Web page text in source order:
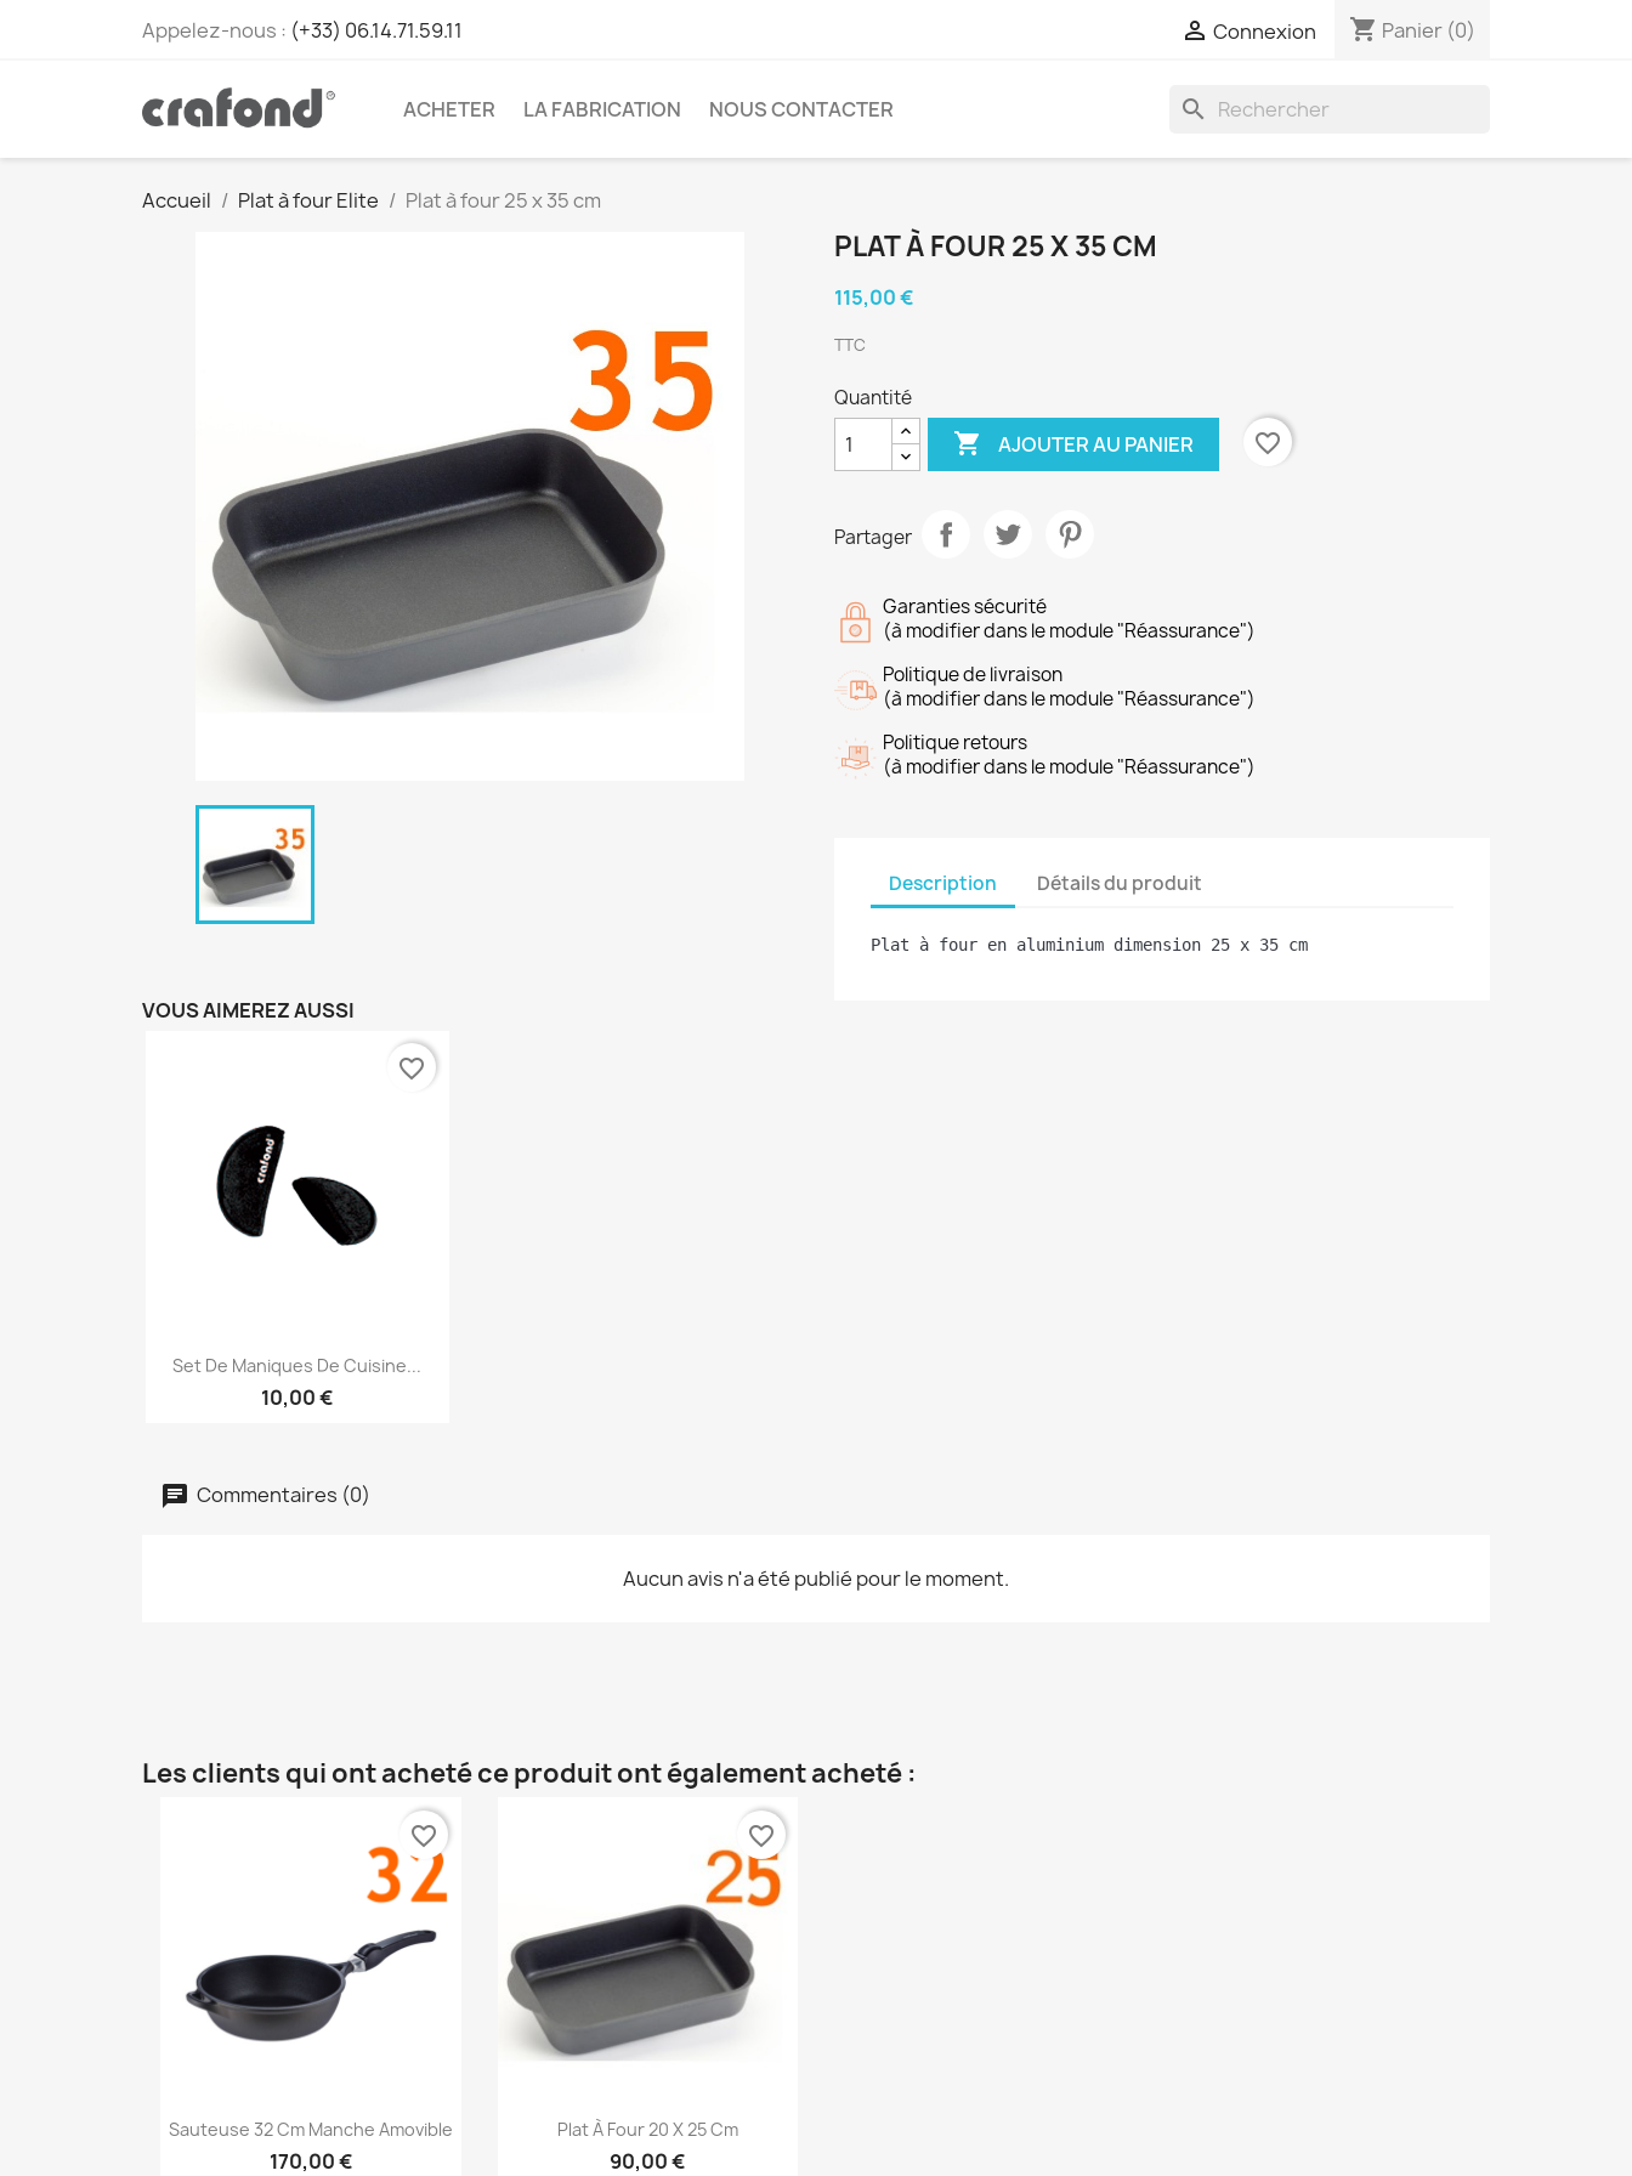
Appelez-nous : (+33) 06.14.71.59.11  Connexion shopping_cart Panier (0)
ACHETER LA FABRICATION NOUS CONTACTER search
Accueil Plat à four Elite Plat à four 25 x 35 cm
PLAT À FOUR 25 X 35 CM
115,00 €
TTC
Quantité
 AJOUTER AU PANIER favorite_border
Partager
Garanties sécurité
(à modifier dans le module "Réassurance")
Politique de livraison
(à modifier dans le module "Réassurance")
Politique retours
(à modifier dans le module "Réassurance")
Description Détails du produit
Plat à four en aluminium dimension 25 x 35 cm
VOUS AIMEREZ AUSSI
Aperçu rapide
Set De Maniques De Cuisine...
10,00 €
favorite_border
Commentaires (0)
Aucun avis n'a été publié pour le moment.
Les clients qui ont acheté ce produit ont également acheté :
Aperçu rapide
Sauteuse 32 Cm Manche Amovible
170,00 €
favorite_border
 Aperçu rapide
Plat À Four 20 X 25 Cm
90,00 €
favorite_border